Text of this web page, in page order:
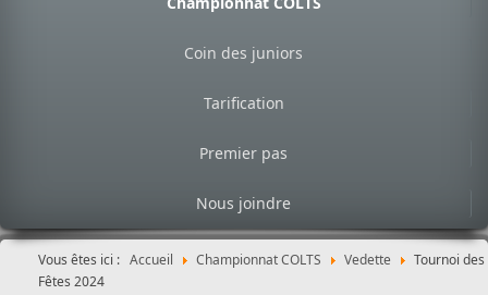
Coin des juniors
Tarification
Premier pas
Nous joindre
Vous êtes ici : Accueil Championnat COLTS Vedette
Tournoi des
Fêtes 2024